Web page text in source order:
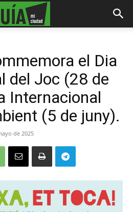
el Dia
del Joc (28 de
Internacional
(5 de juny).
de 2025